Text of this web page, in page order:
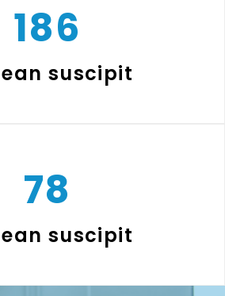
186
suscipit
78
suscipit